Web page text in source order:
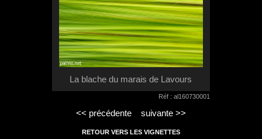
La blache du marais de Lavours
Réf : al160730001
<< précédente suivante >>
RETOUR VERS LES VIGNETTES